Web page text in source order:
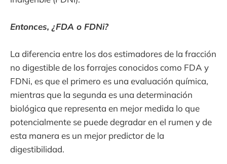
Entonces, ¿FDA o FDNi?
La diferencia entre los dos estimadores de la fracción
no digestible de los forrajes conocidos como FDA y
FDNi, es que el primero es una evaluación química,
mientras que la segunda es una determinación
biológica que representa en mejor medida lo que
potencialmente se puede degradar en el rumen y de
esta manera es un mejor predictor de la
digestibilidad.